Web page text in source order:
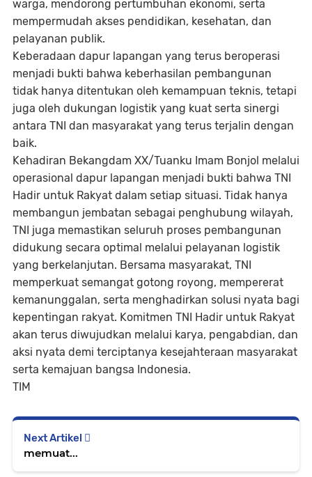
warga, mendorong pertumbuhan ekonomi, serta
mempermudah akses pendidikan, kesehatan, dan
pelayanan publik.
Keberadaan dapur lapangan yang terus beroperasi
menjadi bukti bahwa keberhasilan pembangunan
tidak hanya ditentukan oleh kemampuan teknis, tetapi
juga oleh dukungan logistik yang kuat serta sinergi
antara TNI dan masyarakat yang terus terjalin dengan
baik.
Kehadiran Bekangdam XX/Tuanku Imam Bonjol melalui
operasional dapur lapangan menjadi bukti bahwa TNI
Hadir untuk Rakyat dalam setiap situasi. Tidak hanya
membangun jembatan sebagai penghubung wilayah,
TNI juga memastikan seluruh proses pembangunan
didukung secara optimal melalui pelayanan logistik
yang berkelanjutan. Bersama masyarakat, TNI
memperkuat semangat gotong royong, mempererat
kemanunggalan, serta menghadirkan solusi nyata bagi
kepentingan rakyat. Komitmen TNI Hadir untuk Rakyat
akan terus diwujudkan melalui karya, pengabdian, dan
aksi nyata demi terciptanya kesejahteraan masyarakat
serta kemajuan bangsa Indonesia.
TIM
Next Artikel
memuat...